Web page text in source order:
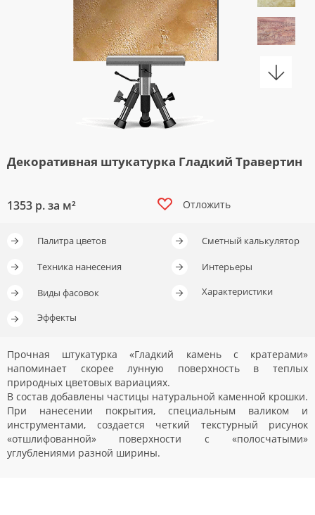
Декоративная штукатурка Гладкий Травертин
Прочная штукатурка «Гладкий камень с кратерами»
напоминает скорее лунную поверхность в теплых
природных цветовых вариациях.
В состав добавлены частицы натуральной каменной крошки.
При нанесении покрытия, специальным валиком и
инструментами, создается четкий текстурный рисунок
«отшлифованной» поверхности с «полосчатыми»
углублениями разной ширины.
1353 р. за м² Отложить
Палитра цветов Сметный калькулятор
Техника нанесения Интерьеры
Виды фасовок Характеристики
Эффекты
Отложить